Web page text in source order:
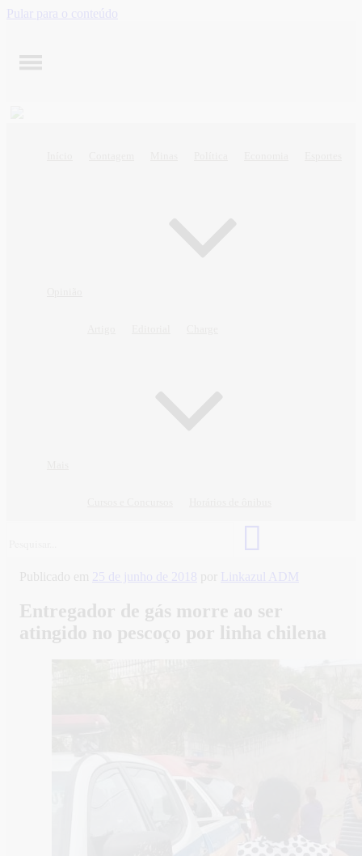
Pular para o conteúdo
Publicado em 25 de junho de 2018 por Linkazul ADM
Entregador de gás morre ao ser
atingido no pescoço por linha chilena